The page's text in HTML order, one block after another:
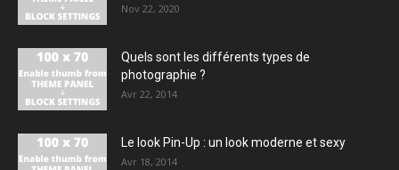
Nov 22, 2020
Quels sont les différents types de
photographie ?
Avr 22, 2014
Le look Pin-Up : un look moderne et sexy
Avr 18, 2014